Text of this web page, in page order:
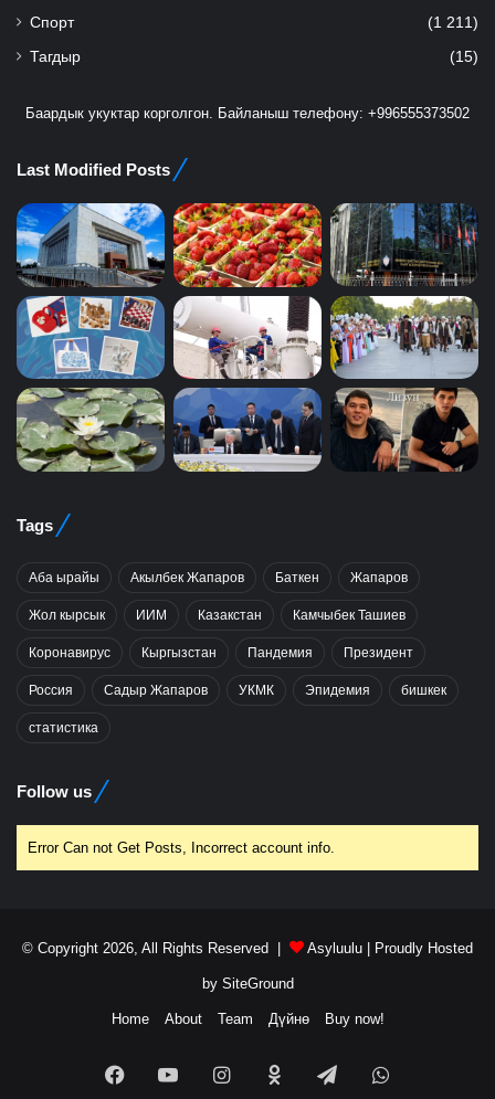
Спорт (1 211)
Тагдыр (15)
Баардык укуктар корголгон. Байланыш телефону: +996555373502
Last Modified Posts
Tags
Аба ырайы Акылбек Жапаров Баткен Жапаров
Жол кырсык ИИМ Казакстан Камчыбек Ташиев
Коронавирус Кыргызстан Пандемия Президент
Россия Садыр Жапаров УКМК Эпидемия бишкек
статистика
Follow us
Error Can not Get Posts, Incorrect account info.
© Copyright 2026, All Rights Reserved | Asyluulu | Proudly Hosted
by SiteGround
Home About Team Дүйнө Buy now!
FacebookYouTubeInstagramOdnoklassniki
TelegramWhatsApp